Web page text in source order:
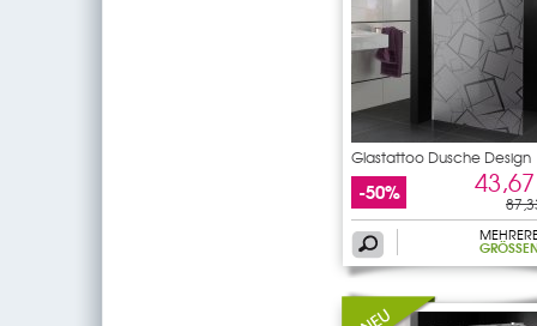
Glastattoo Dusche Design
-50%
GRÖSSEN